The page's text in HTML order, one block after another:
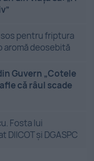
sos pentru friptura
aromă deosebită
Guvern „Cotele
că râul scade
Fosta lui
și DGASPC